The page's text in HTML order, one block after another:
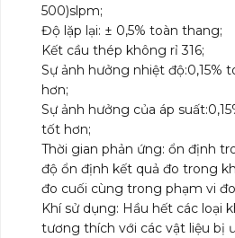
500)slpm;
Độ lặp lại: ± 0,5% toàn thang;
Kết cầu thép không rỉ 316;
Sự ảnh hưởng nhiệt độ:0,15%
hơn;
Sự ảnh hưởng của áp
tốt hơn;
Thời gian phản ứng: ổn định
độ ổn định kết quả đo trong
đo cuối cùng trong phạm vi
Khí sử dụng: Hầu hết các loại
tương thích với các vật liệu bị